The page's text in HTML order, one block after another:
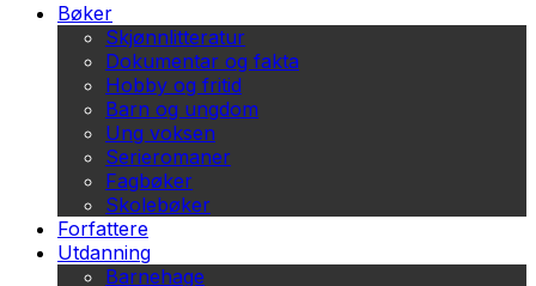
Bøker
Skjønnlitteratur
Dokumentar og fakta
Hobby og fritid
Barn og ungdom
Ung voksen
Serieromaner
Fagbøker
Skolebøker
Forfattere
Utdanning
Barnehage